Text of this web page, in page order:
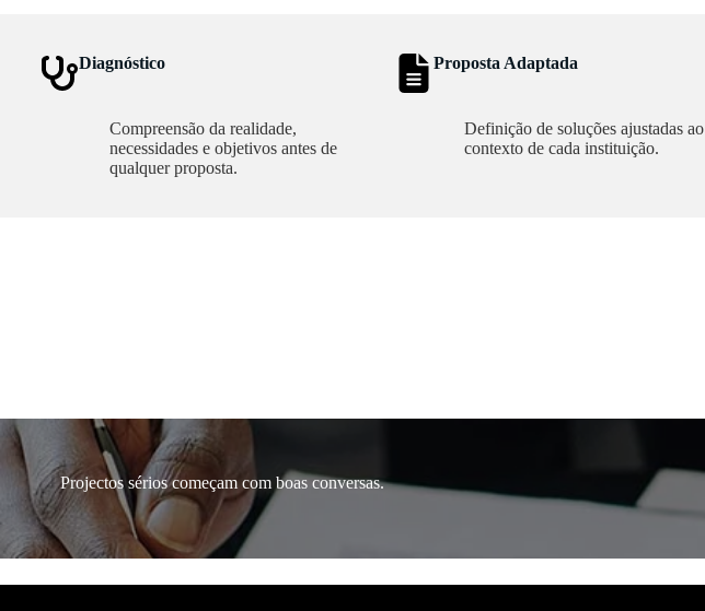
Diagnóstico
Compreensão da realidade,
necessidades e objetivos antes de
qualquer proposta.
Proposta Adaptada
Definição de soluções ajustadas ao
contexto de cada instituição.
Projectos sérios começam com boas conversas.